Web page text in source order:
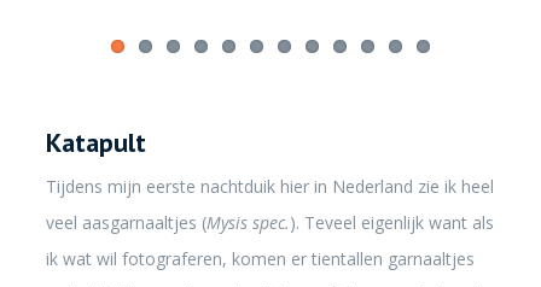
Katapult
Tijdens mijn eerste nachtduik hier in Nederland zie ik heel
veel aasgarnaaltjes (Mysis spec.). Teveel eigenlijk want als
ik wat wil fotograferen, komen er tientallen garnaaltjes